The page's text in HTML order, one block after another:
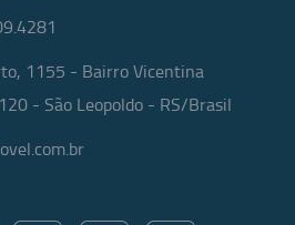
1155 - Bairro Vicentina
- São Leopoldo - RS/Brasil